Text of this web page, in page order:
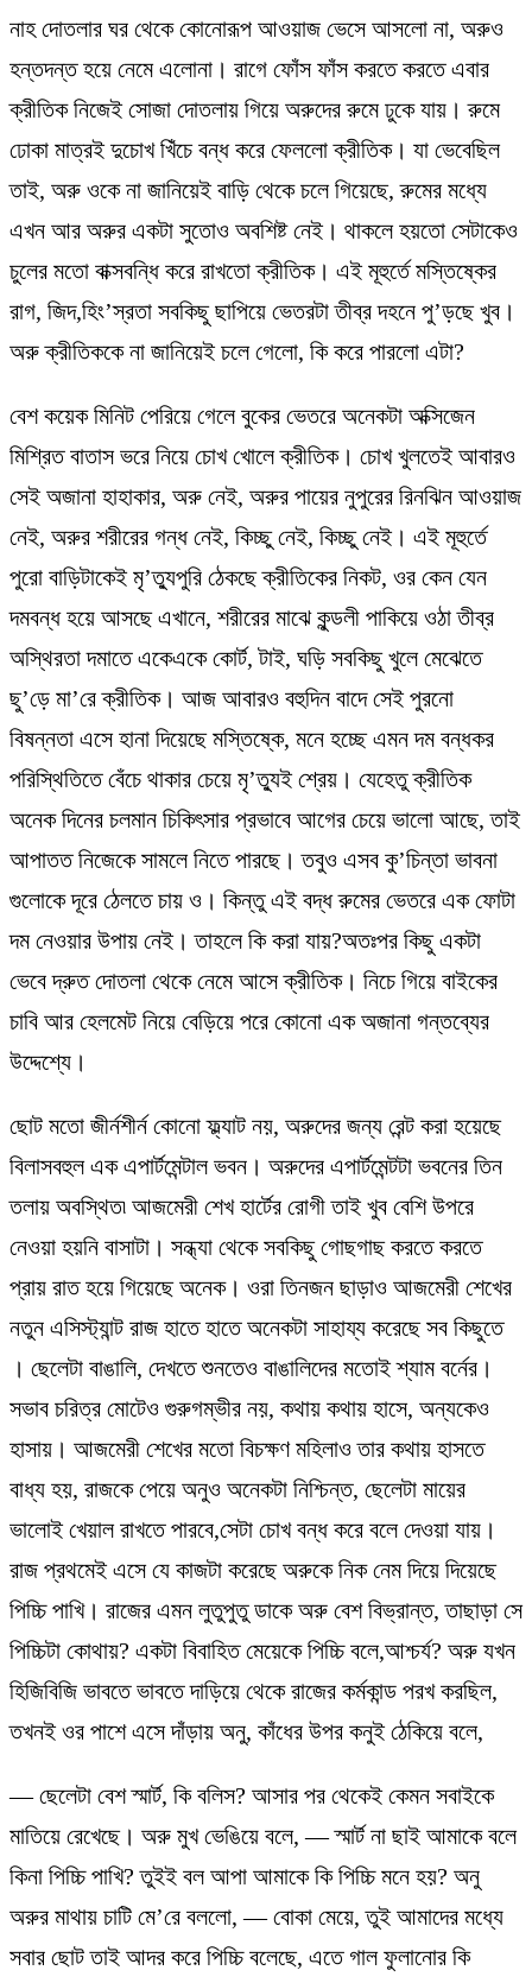
নাহ দোতলার ঘর থেকে কোনোরূপ আওয়াজ ভেসে আসলো না, অরুও
হন্তদন্ত হয়ে নেমে এলোনা। রাগে ফোঁস ফাঁস করতে করতে এবার
ক্রীতিক নিজেই সোজা দোতলায় গিয়ে অরুদের রুমে ঢুকে যায়। রুমে
ঢোকা মাত্রই দুচোখ খিঁচে বন্ধ করে ফেললো ক্রীতিক। যা ভেবেছিল
তাই, অরু ওকে না জানিয়েই বাড়ি থেকে চলে গিয়েছে, রুমের মধ্যে
এখন আর অরুর একটা সুতোও অবশিষ্ট নেই। থাকলে হয়তো সেটাকেও
চুলের মতো বাক্সবন্ধি করে রাখতো ক্রীতিক। এই মূহুর্তে মস্তিষ্কের
রাগ, জিদ,হিং’স্রতা সবকিছু ছাপিয়ে ভেতরটা তীব্র দহনে পু’ড়ছে খুব।
অরু ক্রীতিককে না জানিয়েই চলে গেলো, কি করে পারলো এটা?
বেশ কয়েক মিনিট পেরিয়ে গেলে বুকের ভেতরে অনেকটা অক্সিজেন
মিশ্রিত বাতাস ভরে নিয়ে চোখ খোলে ক্রীতিক। চোখ খুলতেই আবারও
সেই অজানা হাহাকার, অরু নেই, অরুর পায়ের নুপুরের রিনঝিন আওয়াজ
নেই, অরুর শরীরের গন্ধ নেই, কিচ্ছু নেই, কিচ্ছু নেই। এই মূহুর্তে
পুরো বাড়িটাকেই মৃ’ত্যুপুরি ঠেকছে ক্রীতিকের নিকট, ওর কেন যেন
দমবন্ধ হয়ে আসছে এখানে, শরীরের মাঝে কুন্ডলী পাকিয়ে ওঠা তীব্র
অস্থিরতা দমাতে একেএকে কোর্ট, টাই, ঘড়ি সবকিছু খুলে মেঝেতে
ছু’ড়ে মা’রে ক্রীতিক। আজ আবারও বহুদিন বাদে সেই পুরনো
বিষন্নতা এসে হানা দিয়েছে মস্তিষ্কে, মনে হচ্ছে এমন দম বন্ধকর
পরিস্থিতিতে বেঁচে থাকার চেয়ে মৃ’ত্যুই শ্রেয়। যেহেতু ক্রীতিক
অনেক দিনের চলমান চিকিৎসার প্রভাবে আগের চেয়ে ভালো আছে, তাই
আপাতত নিজেকে সামলে নিতে পারছে। তবুও এসব কু’চিন্তা ভাবনা
গুলোকে দূরে ঠেলতে চায় ও। কিন্তু এই বদ্ধ রুমের ভেতরে এক ফোটা
দম নেওয়ার উপায় নেই। তাহলে কি করা যায়?অতঃপর কিছু একটা
ভেবে দ্রুত দোতলা থেকে নেমে আসে ক্রীতিক। নিচে গিয়ে বাইকের
চাবি আর হেলমেট নিয়ে বেড়িয়ে পরে কোনো এক অজানা গন্তব্যের
উদ্দেশ্যে।
ছোট মতো জীর্নশীর্ন কোনো ফ্ল্যাট নয়, অরুদের জন্য রেন্ট করা হয়েছে
বিলাসবহুল এক এপার্টমেন্টাল ভবন। অরুদের এপার্টমেন্টটা ভবনের তিন
তলায় অবস্থিত৷ আজমেরী শেখ হার্টের রোগী তাই খুব বেশি উপরে
নেওয়া হয়নি বাসাটা। সন্ধ্যা থেকে সবকিছু গোছগাছ করতে করতে
প্রায় রাত হয়ে গিয়েছে অনেক। ওরা তিনজন ছাড়াও আজমেরী শেখের
নতুন এসিস্ট্যান্ট রাজ হাতে হাতে অনেকটা সাহায্য করেছে সব কিছুতে
। ছেলেটা বাঙালি, দেখতে শুনতেও বাঙালিদের মতোই শ্যাম বর্নের।
সভাব চরিত্র মোটেও গুরুগম্ভীর নয়, কথায় কথায় হাসে, অন্যকেও
হাসায়। আজমেরী শেখের মতো বিচক্ষণ মহিলাও তার কথায় হাসতে
বাধ্য হয়, রাজকে পেয়ে অনুও অনেকটা নিশ্চিন্ত, ছেলেটা মায়ের
ভালোই খেয়াল রাখতে পারবে,সেটা চোখ বন্ধ করে বলে দেওয়া যায়।
রাজ প্রথমেই এসে যে কাজটা করেছে অরুকে নিক নেম দিয়ে দিয়েছে
পিচ্চি পাখি। রাজের এমন লুতুপুতু ডাকে অরু বেশ বিভ্রান্ত, তাছাড়া সে
পিচ্চিটা কোথায়? একটা বিবাহিত মেয়েকে পিচ্চি বলে,আশ্চর্য? অরু যখন
হিজিবিজি ভাবতে ভাবতে দাড়িয়ে থেকে রাজের কর্মকান্ড পরখ করছিল,
তখনই ওর পাশে এসে দাঁড়ায় অনু, কাঁধের উপর কনুই ঠেকিয়ে বলে,
— ছেলেটা বেশ স্মার্ট, কি বলিস? আসার পর থেকেই কেমন সবাইকে
মাতিয়ে রেখেছে। অরু মুখ ভেঙিয়ে বলে, — স্মার্ট না ছাই আমাকে বলে
কিনা পিচ্চি পাখি? তুইই বল আপা আমাকে কি পিচ্চি মনে হয়? অনু
অরুর মাথায় চাটি মে’রে বললো, — বোকা মেয়ে, তুই আমাদের মধ্যে
সবার ছোট তাই আদর করে পিচ্চি বলেছে, এতে গাল ফুলানোর কি